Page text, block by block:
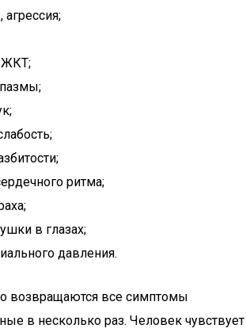
агрессия;
ЖКТ;
ритма;
в глазах;
давления.
возвращаются все симптомы
в несколько раз. Человек чувствует